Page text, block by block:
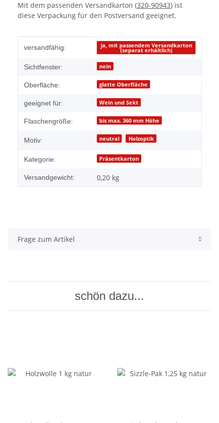
Mit dem passenden Versandkarton (320-90943) ist
diese Verpackung für den Postversand geeignet.
Produkteigenschaft
Wert
versandfähig: ja, mit passendem Versandkarton
(separat erhältlich)
Sichtfenster: nein
Oberfläche: glatte Oberfläche
geeignet für: Wein und Sekt
Flaschengröße: bis max. 360 mm Höhe
Motiv: neutral Holzoptik
Kategorie: Präsentkarton
Versandgewicht: 0,20 kg
Frage zum Artikel
schön dazu...